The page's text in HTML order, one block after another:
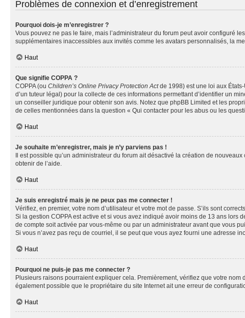
Problèmes de connexion et d’enregistrement
Pourquoi dois-je m’enregistrer ?
Vous pouvez ne pas le faire, mais l’administrateur du forum peut avoir configuré
supplémentaires inaccessibles aux invités comme les avatars personnalisés, la
Haut
Que signifie COPPA ?
COPPA (ou Children’s Online Privacy Protection Actde 1998) est une loi aux
d’un tuteur légal) pour la collecte de ces informations permettant d’identifier un
un conseiller juridique pour obtenir son avis. Notez que phpBB Limited et les
de celles mentionnées dans la question « Qui contacter pour les abus ou les
Haut
Je souhaite m’enregistrer, mais je n’y parviens pas !
Il est possible qu’un administrateur du forum ait désactivé la création de
obtenir de l’aide.
Haut
Je suis enregistré mais je ne peux pas me connecter !
Vérifiez, en premier, votre nom d’utilisateur et votre mot de passe. S’ils sont
Si la gestion COPPA est active et si vous avez indiqué avoir moins de 13 ans
de compte soit activée par vous-même ou par un administrateur avant que vous
Si vous n’avez pas reçu de courriel, il se peut que vous ayez fourni une adresse
Haut
Pourquoi ne puis-je pas me connecter ?
Plusieurs raisons pourraient expliquer cela. Premièrement, vérifiez que votre nom
également possible que le propriétaire du site Internet ait une erreur de
Haut